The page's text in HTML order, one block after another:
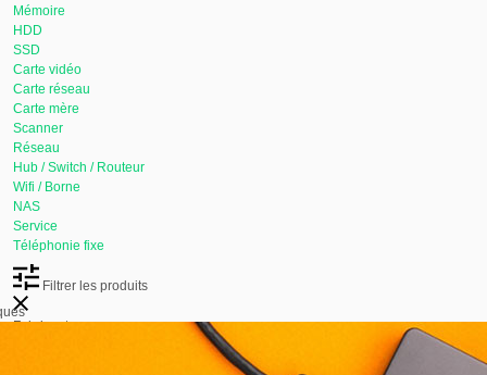
Mémoire
HDD
SSD
Carte vidéo
Carte réseau
Carte mère
Scanner
Réseau
Hub / Switch / Routeur
Wifi / Borne
NAS
Service
Téléphonie fixe
Filtrer les produits
Fabricant